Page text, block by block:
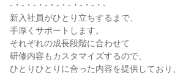
-・-・-・-・-・-・-・-・-
新入社員がひとり立ちするまで、
手厚くサポートします。
それぞれの成長段階に合わせて
研修内容もカスタマイズするので、
ひとりひとりに合った内容を提供しており、